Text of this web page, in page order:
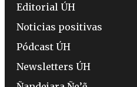
Editorial ÚH
Noticias positivas
Pódcast ÚH
Newsletters ÚH